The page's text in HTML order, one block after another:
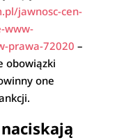
jawnosc-cen-
www-
prawa-72020 –
obowiązki
one